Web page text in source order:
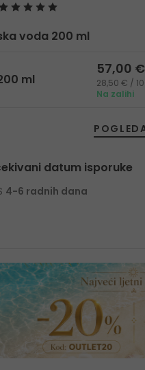
voda 200 ml
ml
57,00 €
28,50 € /
Na zalihi
datum isporuke
4-6 radnih dana